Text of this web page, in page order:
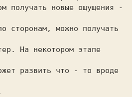
получать новые ощущения -
сторонам, можно получать
На некотором этапе
развить что - то вроде